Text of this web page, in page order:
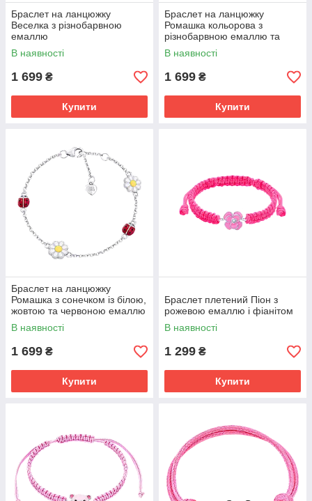
Браслет на ланцюжку
Веселка з різнобарвною
емаллю
В наявності
1 699 ₴
Купити
Браслет на ланцюжку
Ромашка кольорова з
різнобарвною емаллю та
фіанітами
В наявності
1 699 ₴
Купити
Браслет на ланцюжку
Ромашка з сонечком із білою,
жовтою та червоною емаллю
В наявності
1 699 ₴
Купити
Браслет плетений Піон з
рожевою емаллю і фіанітом
В наявності
1 299 ₴
Купити